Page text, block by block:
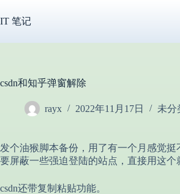
过
容
IT 笔记
csdn和知乎弹窗解除
rayx 2022年11月17日 未分
发个油猴脚本备份，用了有一个月感觉挺
要屏蔽一些强迫登陆的站点，直接用这个
csdn还带复制粘贴功能。